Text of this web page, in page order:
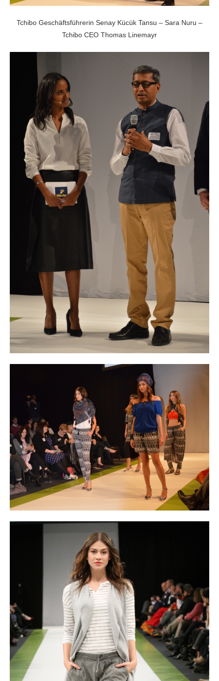
Tchibo Geschäftsführerin Senay Kücük Tansu – Sara Nuru –
Tchibo CEO Thomas Linemayr